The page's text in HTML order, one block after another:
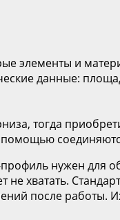
элементы и
данные:
тогда
нужен для
хватать.
после работы.